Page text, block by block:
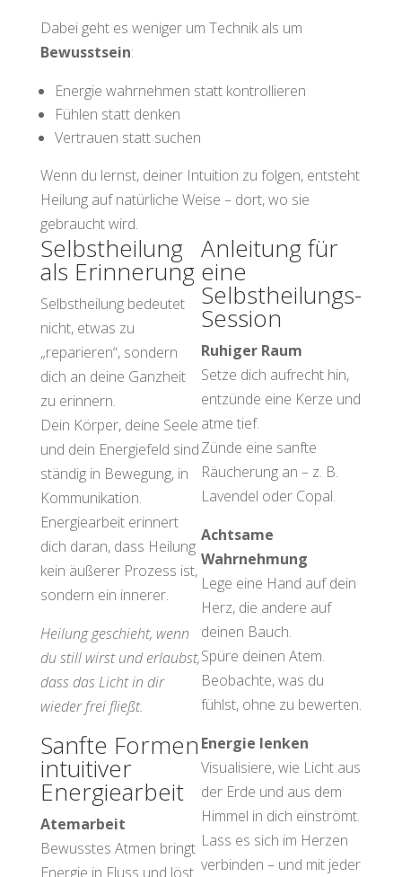
Dabei geht es weniger um Technik als um
Bewusstsein:
Energie wahrnehmen statt kontrollieren
Fühlen statt denken
Vertrauen statt suchen
Wenn du lernst, deiner Intuition zu folgen, entsteht
Heilung auf natürliche Weise – dort, wo sie
gebraucht wird.
Selbstheilung
als Erinnerung
Selbstheilung bedeutet
nicht, etwas zu
„reparieren“, sondern
dich an deine Ganzheit
zu erinnern.
Dein Körper, deine Seele
und dein Energiefeld sind
ständig in Bewegung, in
Kommunikation.
Energiearbeit erinnert
dich daran, dass Heilung
kein äußerer Prozess ist,
sondern ein innerer.
Heilung geschieht, wenn
du still wirst und erlaubst,
dass das Licht in dir
wieder frei fließt.
Sanfte Formen
intuitiver
Energiearbeit
Atemarbeit
Bewusstes Atmen bringt
Energie in Fluss und löst
Anleitung für
eine
Selbstheilungs-
Session
Ruhiger Raum
Setze dich aufrecht hin,
entzünde eine Kerze und
atme tief.
Zünde eine sanfte
Räucherung an – z. B.
Lavendel oder Copal.
Achtsame
Wahrnehmung
Lege eine Hand auf dein
Herz, die andere auf
deinen Bauch.
Spüre deinen Atem.
Beobachte, was du
fühlst, ohne zu bewerten.
Energie lenken
Visualisiere, wie Licht aus
der Erde und aus dem
Himmel in dich einströmt.
Lass es sich im Herzen
verbinden – und mit jeder